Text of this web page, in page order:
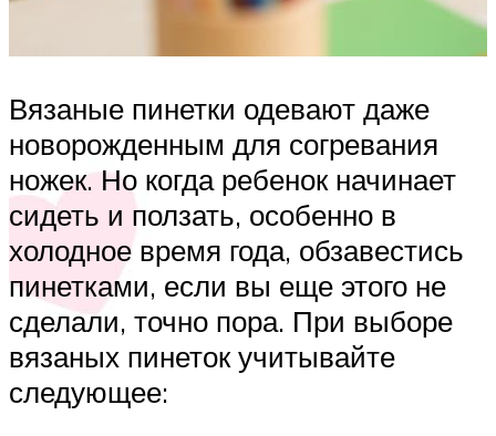
Вязаные пинетки одевают даже
новорожденным для согревания
ножек. Но когда ребенок начинает
сидеть и ползать, особенно в
холодное время года, обзавестись
пинетками, если вы еще этого не
сделали, точно пора. При выборе
вязаных пинеток учитывайте
следующее: